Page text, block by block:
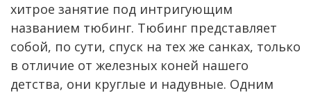
хитрое занятие под интригующим
названием тюбинг. Тюбинг представляет
собой, по сути, спуск на тех же санках, только
в отличие от железных коней нашего
детства, они круглые и надувные. Одним